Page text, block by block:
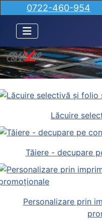
0722-460-954
Lăcuire
Tăiere - decupare
Personalizare prin